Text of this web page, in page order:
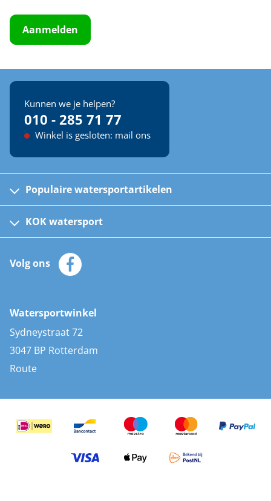
Aanmelden
Kunnen we je helpen?
010 - 285 71 77
Winkel is gesloten: mail ons
Populaire watersportartikelen
Kinder reddingsvesten
Automatische reddingsvesten
Zeilkleding
Zonnepanelen
AIS transponders
Stootwillen en fenders
Bootkussens
Zwemtrappen
KOK watersport
Klantenservice
Merken
Volg ons
Watersportwinkel
Sydneystraat 72
3047 BP Rotterdam
Route